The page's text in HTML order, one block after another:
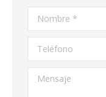
Nombre *
Teléfono
Mensaje